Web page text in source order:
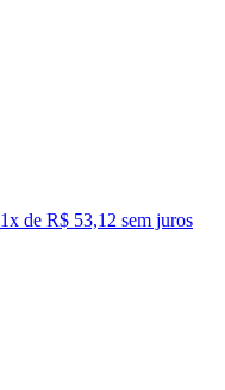
1x de R$ 53,12 sem juros